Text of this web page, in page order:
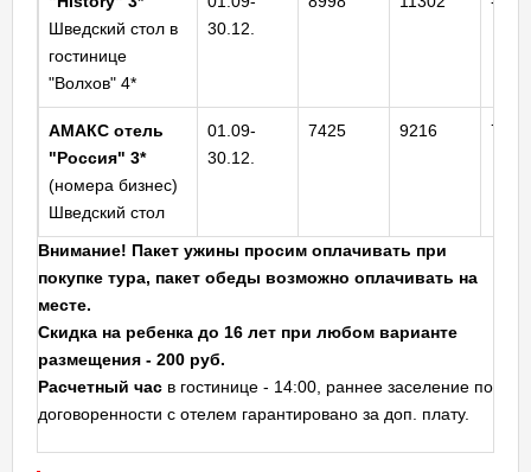
Шведский стол в
гостинице
"Волхов" 4*
30.12.
АМАКС отель
"Россия" 3*
(номера бизнес)
Шведский стол
01.09-
30.12.
7425 9216 7015
Внимание! Пакет ужины просим оплачивать при
покупке тура, пакет обеды возможно оплачивать на
месте.
Скидка на ребенка до 16 лет при любом варианте
размещения - 200 руб.
Расчетный час в гостинице - 14:00, раннее заселение по
договоренности с отелем гарантировано за доп. плату.